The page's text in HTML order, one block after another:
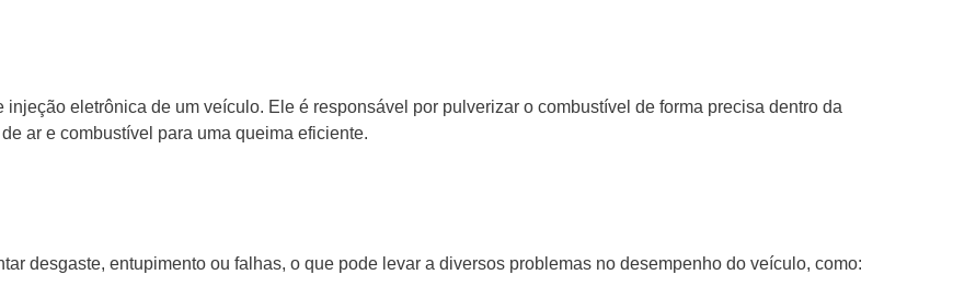
eletrônica de um veículo. Ele é responsável por pulverizar o combustível de forma precisa dentro da
ar e combustível para uma queima eficiente.
desgaste, entupimento ou falhas, o que pode levar a diversos problemas no desempenho do veículo, como: